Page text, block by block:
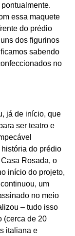
essa maquete
do prédio
dos figurinos
sabendo
no
já de início, que
ser teatro e
do prédio
Rosada, o
início do projeto,
um
no meio
– tudo isso
(cerca de 20
italiana e